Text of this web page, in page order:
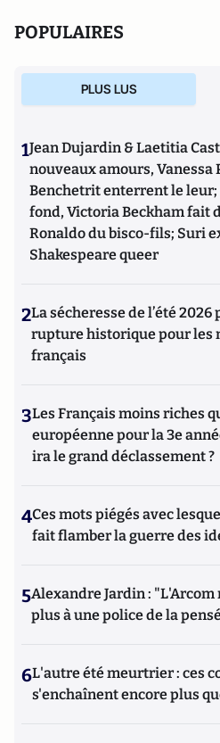
POPULAIRES
PLUS LUS
1Jean Dujardin & Laetitia
nouveaux amours, Vanessa
Benchetrit enterrent le leur;
fond, Victoria Beckham fait
Ronaldo du bisco-fils; Suri
Shakespeare queer
2La sécheresse de l’été
rupture historique pour les
français
3Les Français moins riches
européenne pour la 3e
ira le grand déclassement ?
4Ces mots piégés avec
fait flamber la guerre des
5Alexandre Jardin :
plus à une police de la
6L'autre été meurtrier : ces
s'enchaînent encore plus